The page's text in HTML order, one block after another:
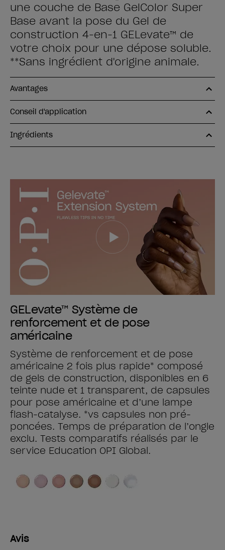
une couche de Base GelColor Super
Base avant la pose du Gel de
construction 4-en-1 GELevate™ de
votre choix pour une dépose soluble.
**Sans ingrédient d'origine animale.
Avantages
Conseil d'application
Ingrédients
GELevate™ Système de
renforcement et de pose
américaine
Système de renforcement et de pose
américaine 2 fois plus rapide* composé
de gels de construction, disponibles en 6
teinte nude et 1 transparent, de capsules
pour pose américaine et d’une lampe
flash-catalyse. *vs capsules non pré-
poncées. Temps de préparation de l’ongle
exclu. Tests comparatifs réalisés par le
service Education OPI Global.